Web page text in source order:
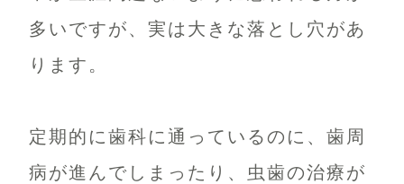
多いですが、実は大きな落とし穴があ
ります。
定期的に歯科に通っているのに、歯周
病が進んでしまったり、虫歯の治療が